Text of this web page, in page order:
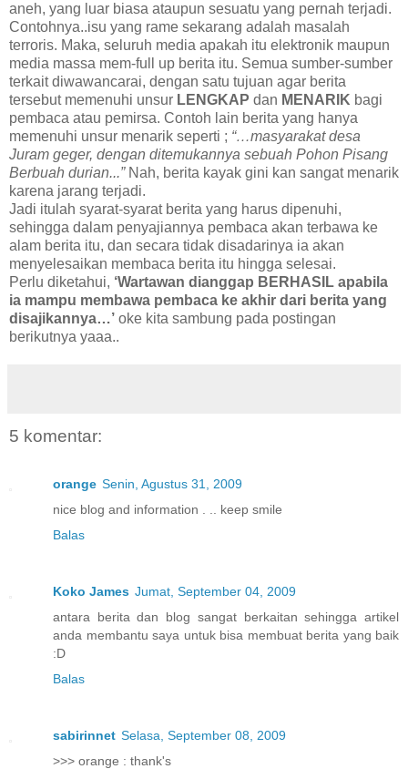
aneh, yang luar biasa ataupun sesuatu yang pernah terjadi.
Contohnya..isu yang rame sekarang adalah masalah
terroris. Maka, seluruh media apakah itu elektronik maupun
media massa mem-full up berita itu. Semua sumber-sumber
terkait diwawancarai, dengan satu tujuan agar berita
tersebut memenuhi unsur LENGKAP dan MENARIK bagi
pembaca atau pemirsa. Contoh lain berita yang hanya
memenuhi unsur menarik seperti ; “…masyarakat desa
Juram geger, dengan ditemukannya sebuah Pohon Pisang
Berbuah durian...”Nah, berita kayak gini kan sangat menarik
karena jarang terjadi.
Jadi itulah syarat-syarat berita yang harus dipenuhi,
sehingga dalam penyajiannya pembaca akan terbawa ke
alam berita itu, dan secara tidak disadarinya ia akan
menyelesaikan membaca berita itu hingga selesai.
Perlu diketahui, ‘Wartawan dianggap BERHASIL apabila
ia mampu membawa pembaca ke akhir dari berita yang
disajikannya…’ oke kita sambung pada postingan
berikutnya yaaa..
5 komentar:
orange Senin, Agustus 31, 2009
nice blog and information . .. keep smile
Balas
Koko James Jumat, September 04, 2009
antara berita dan blog sangat berkaitan sehingga artikel
anda membantu saya untuk bisa membuat berita yang baik
:D
Balas
sabirinnet Selasa, September 08, 2009
>>> orange : thank's